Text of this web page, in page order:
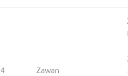
4 Zawan